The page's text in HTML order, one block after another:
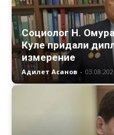
Социолог Н.
Куле придали
измерение
Адилет Асанов -